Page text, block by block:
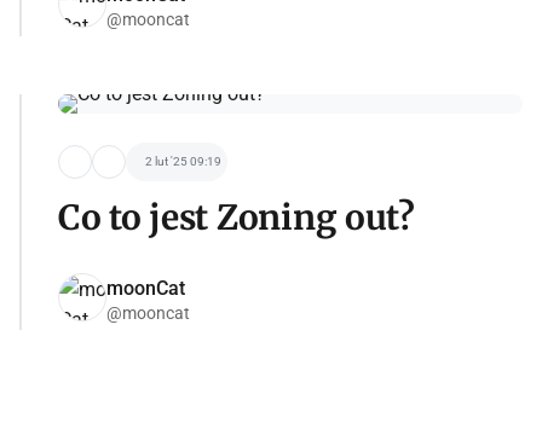
@mooncat
2 lut '25 09:19
Co to jest Zoning out?
moonCat
@mooncat